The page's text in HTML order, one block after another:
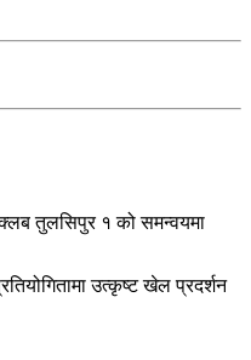
तुलसिपुर १ को समन्वयमा
उत्कृष्ट खेल प्रदर्शन